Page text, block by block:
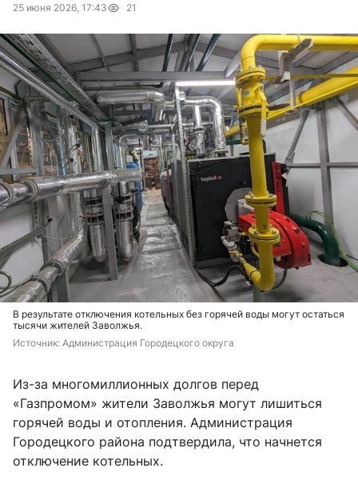
25 июня 2026, 17:43 21
В результате отключения котельных без горячей воды могут остаться
тысячи жителей Заволжья.
Источник: Администрация Городецкого округа
Из-за многомиллионных долгов перед
«Газпромом» жители Заволжья могут лишиться
горячей воды и отопления. Администрация
Городецкого района подтвердила, что начнется
отключение котельных.